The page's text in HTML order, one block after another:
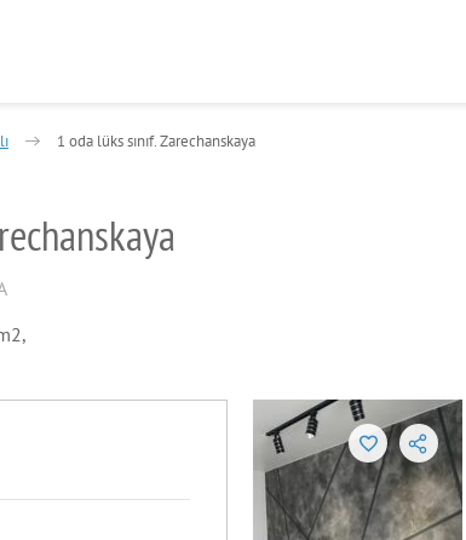
1 oda lüks sınıf. Zarechanskaya